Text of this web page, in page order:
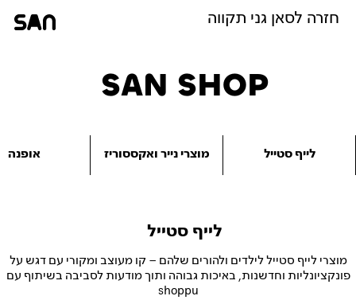
חזרה לסאן גני תקווה
SAN SHOP
לייף סטייל מוצרי נייר ואקססוריז אופנה
לייף סטייל
מוצרי לייף סטייל לילדים ולהורים שלהם – קו מעוצב ומקורי עם דגש על
פונקציונליות וחדשנות, באיכות גבוהה ותוך מודעות לסביבה בשיתוף עם
shoppu